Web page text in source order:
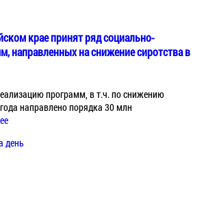
крае принят ряд социально-
направленных на снижение сиротства в
программ, в т.ч. по снижению
направлено порядка 30 млн
день